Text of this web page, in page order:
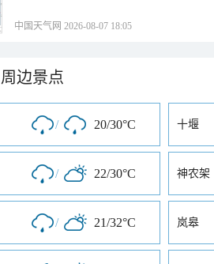
中国天气网 2026-08-07 18:05
周边景点
/ 20/30°C 十堰
/ 22/30°C 神农架
/ 21/32°C 岚皋